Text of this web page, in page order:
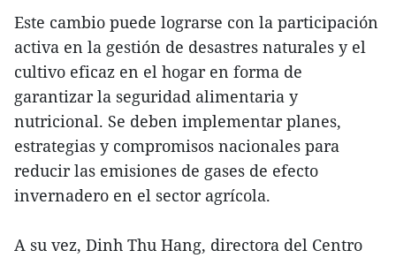
Este cambio puede lograrse con la participación
activa en la gestión de desastres naturales y el
cultivo eficaz en el hogar en forma de
garantizar la seguridad alimentaria y
nutricional. Se deben implementar planes,
estrategias y compromisos nacionales para
reducir las emisiones de gases de efecto
invernadero en el sector agrícola.
A su vez, Dinh Thu Hang, directora del Centro